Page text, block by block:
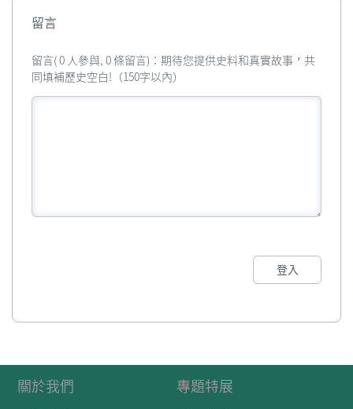
留言
留言( 0 人參與, 0 條留言)：期待您提供史料和真實故事，共
同填補歷史空白!（150字以內）
登入
關於我們
專題特展